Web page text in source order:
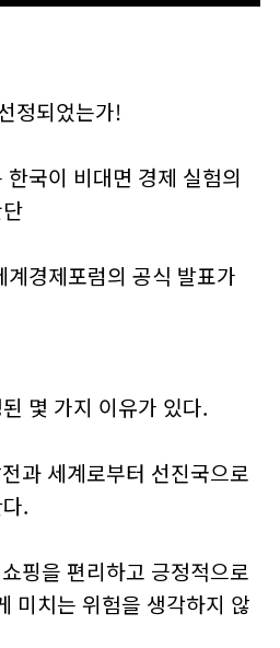
정되었는가!
국이 비대면 경제 실험의
경제포럼의 공식 발표가
몇 가지 이유가 있다.
과 세계로부터 선진국으로
.
핑을 편리하고 긍정적으로
미치는 위험을 생각하지 않